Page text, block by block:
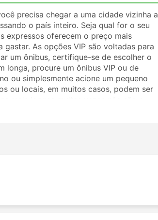
precisa chegar a uma cidade vizinha a
o país inteiro. Seja qual for o seu
expressos oferecem o preço mais
As opções VIP são voltadas para
um ônibus, certifique-se de escolher o
longa, procure um ônibus VIP ou de
ou simplesmente acione um pequeno
ou locais, em muitos casos, podem ser
destinos de longo curso são atendidos
Lines incluem: